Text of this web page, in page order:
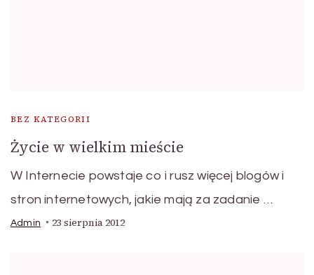
BEZ KATEGORII
Życie w wielkim mieście
W Internecie powstaje co i rusz więcej blogów i
stron internetowych, jakie mają za zadanie …
Admin 23 sierpnia 2012